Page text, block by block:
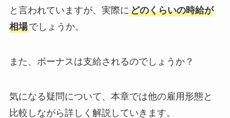
と言われていますが、実際にどのくらいの時給が
相場でしょうか。
また、ボーナスは支給されるのでしょうか？
気になる疑問について、本章では他の雇用形態と
比較しながら詳しく解説していきます。